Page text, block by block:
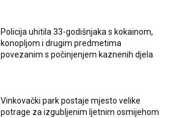
Policija uhitila 33-godišnjaka s kokainom,
konopljom i drugim predmetima
povezanim s počinjenjem kaznenih djela
Vinkovački park postaje mjesto velike
potrage za izgubljenim ljetnim osmijehom